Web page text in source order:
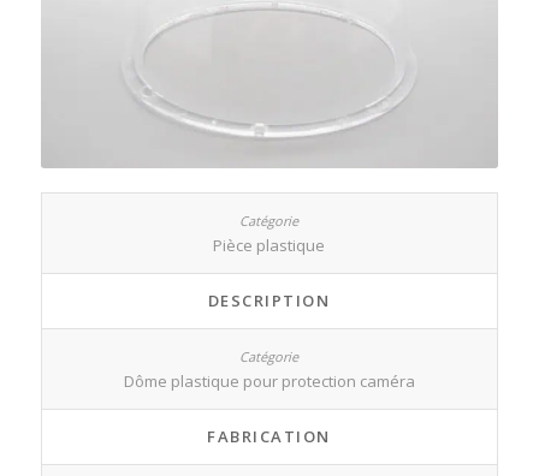
Pièce plastique
DESCRIPTION
Dôme plastique pour protection caméra
FABRICATION